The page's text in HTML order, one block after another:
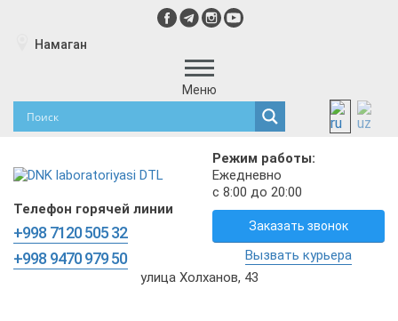
Намаган
Меню
Режим работы:
Ежедневно
с 8:00 до 20:00
Телефон горячей линии
+998 7120 505 32
+998 9470 979 50
Заказать звонок
Вызвать курьера
улица Холханов, 43